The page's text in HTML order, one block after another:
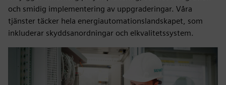
och smidig implementering av uppgraderingar. Våra
tjänster täcker hela energiautomationslandskapet, som
inkluderar skyddsanordningar och elkvalitetssystem.